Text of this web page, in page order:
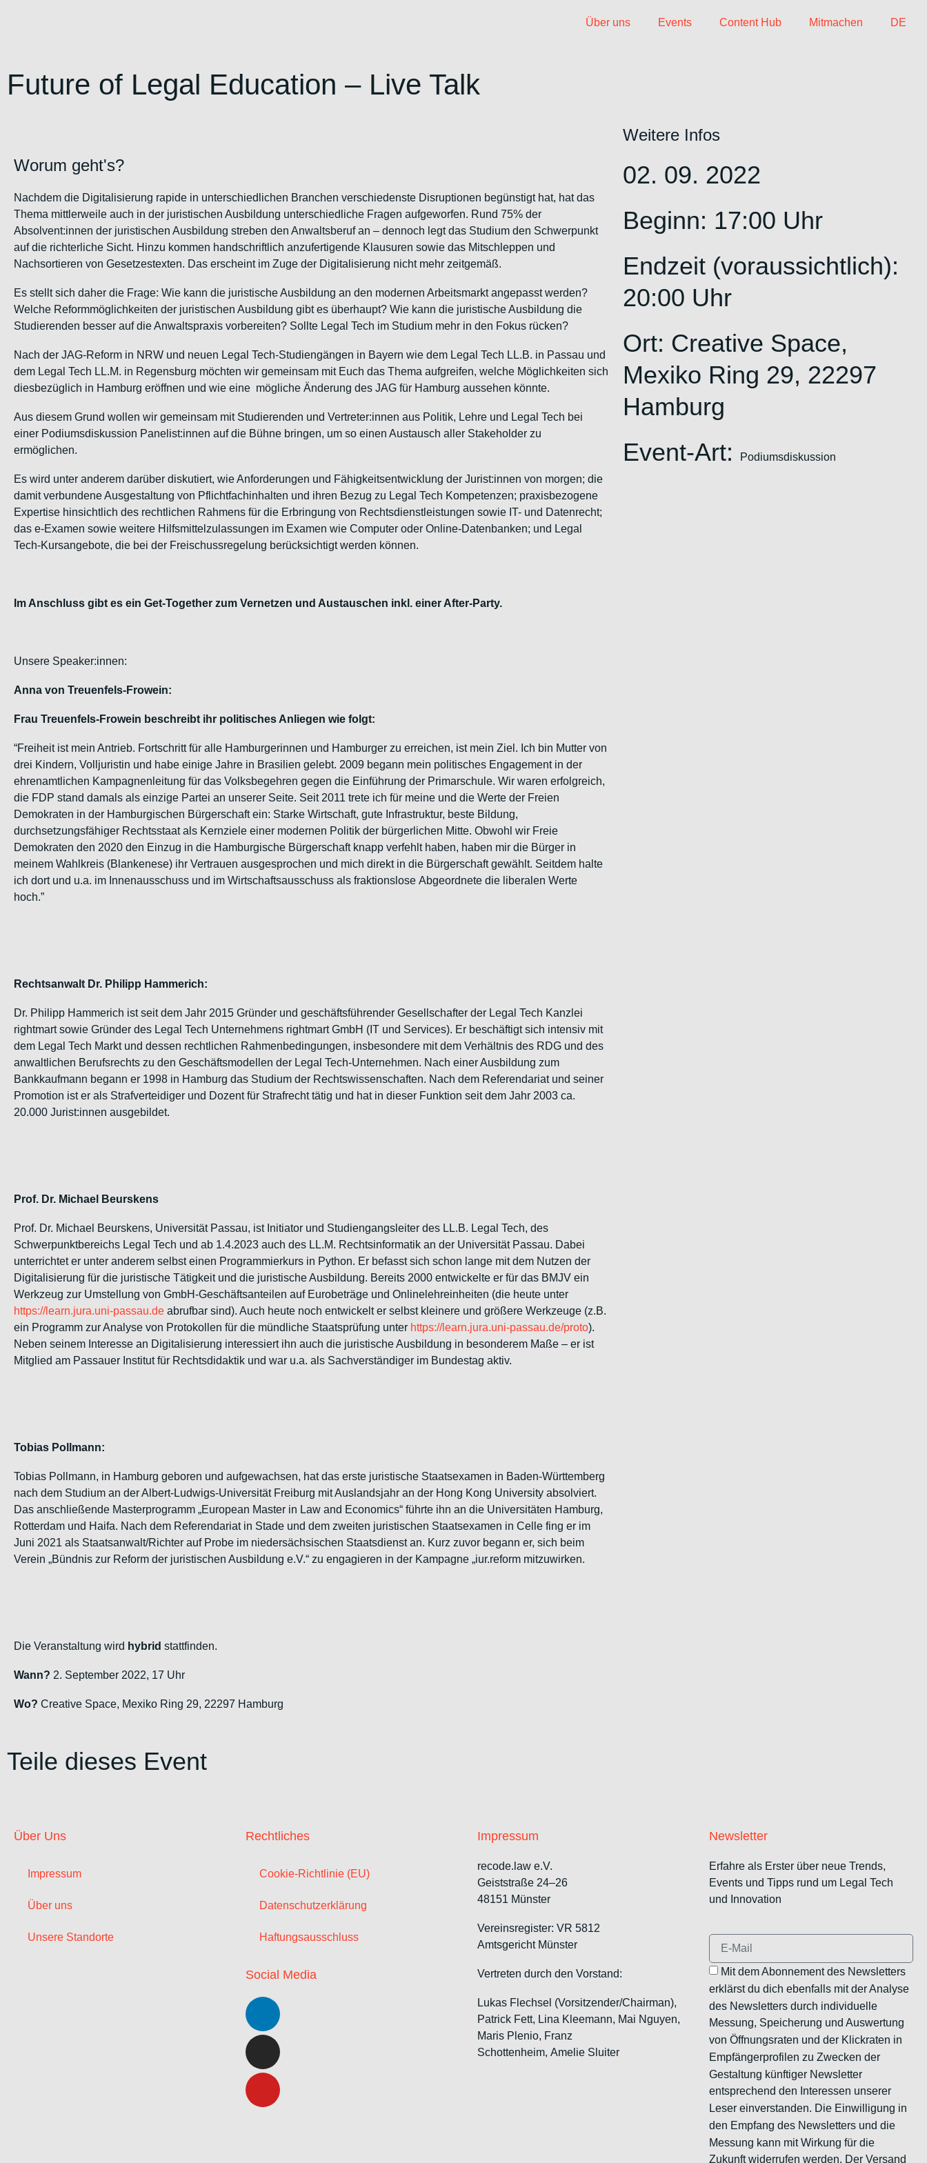
Über uns Events Content Hub Mitmachen DE
Future of Legal Education – Live Talk
Worum geht's?
Nachdem die Digitalisierung rapide in unterschiedlichen Branchen verschiedenste Disruptionen begünstigt hat, hat das
Thema mittlerweile auch in der juristischen Ausbildung unterschiedliche Fragen aufgeworfen. Rund 75% der
Absolvent:innen der juristischen Ausbildung streben den Anwaltsberuf an – dennoch legt das Studium den Schwerpunkt
auf die richterliche Sicht. Hinzu kommen handschriftlich anzufertigende Klausuren sowie das Mitschleppen und
Nachsortieren von Gesetzestexten. Das erscheint im Zuge der Digitalisierung nicht mehr zeitgemäß.
Es stellt sich daher die Frage: Wie kann die juristische Ausbildung an den modernen Arbeitsmarkt angepasst werden?
Welche Reformmöglichkeiten der juristischen Ausbildung gibt es überhaupt? Wie kann die juristische Ausbildung die
Studierenden besser auf die Anwaltspraxis vorbereiten? Sollte Legal Tech im Studium mehr in den Fokus rücken?
Nach der JAG-Reform in NRW und neuen Legal Tech-Studiengängen in Bayern wie dem Legal Tech LL.B. in Passau und
dem Legal Tech LL.M. in Regensburg möchten wir gemeinsam mit Euch das Thema aufgreifen, welche Möglichkeiten sich
diesbezüglich in Hamburg eröffnen und wie eine mögliche Änderung des JAG für Hamburg aussehen könnte.
Aus diesem Grund wollen wir gemeinsam mit Studierenden und Vertreter:innen aus Politik, Lehre und Legal Tech bei
einer Podiumsdiskussion Panelist:innen auf die Bühne bringen, um so einen Austausch aller Stakeholder zu
ermöglichen.
Es wird unter anderem darüber diskutiert, wie Anforderungen und Fähigkeitsentwicklung der Jurist:innen von morgen; die
damit verbundene Ausgestaltung von Pflichtfachinhalten und ihren Bezug zu Legal Tech Kompetenzen; praxisbezogene
Expertise hinsichtlich des rechtlichen Rahmens für die Erbringung von Rechtsdienstleistungen sowie IT- und Datenrecht;
das e-Examen sowie weitere Hilfsmittelzulassungen im Examen wie Computer oder Online-Datenbanken; und Legal
Tech-Kursangebote, die bei der Freischussregelung berücksichtigt werden können.
Im Anschluss gibt es ein Get-Together zum Vernetzen und Austauschen inkl. einer After-Party.
Unsere Speaker:innen:
Anna von Treuenfels-Frowein:
Frau Treuenfels-Frowein beschreibt ihr politisches Anliegen wie folgt:
“Freiheit ist mein Antrieb. Fortschritt für alle Hamburgerinnen und Hamburger zu erreichen, ist mein Ziel. Ich bin Mutter von
drei Kindern, Volljuristin und habe einige Jahre in Brasilien gelebt. 2009 begann mein politisches Engagement in der
ehrenamtlichen Kampagnenleitung für das Volksbegehren gegen die Einführung der Primarschule. Wir waren erfolgreich,
die FDP stand damals als einzige Partei an unserer Seite. Seit 2011 trete ich für meine und die Werte der Freien
Demokraten in der Hamburgischen Bürgerschaft ein: Starke Wirtschaft, gute Infrastruktur, beste Bildung,
durchsetzungsfähiger Rechtsstaat als Kernziele einer modernen Politik der bürgerlichen Mitte. Obwohl wir Freie
Demokraten den 2020 den Einzug in die Hamburgische Bürgerschaft knapp verfehlt haben, haben mir die Bürger in
meinem Wahlkreis (Blankenese) ihr Vertrauen ausgesprochen und mich direkt in die Bürgerschaft gewählt. Seitdem halte
ich dort und u.a. im Innenausschuss und im Wirtschaftsausschuss als fraktionslose Abgeordnete die liberalen Werte
hoch.”
Rechtsanwalt Dr. Philipp Hammerich:
Dr. Philipp Hammerich ist seit dem Jahr 2015 Gründer und geschäftsführender Gesellschafter der Legal Tech Kanzlei
rightmart sowie Gründer des Legal Tech Unternehmens rightmart GmbH (IT und Services). Er beschäftigt sich intensiv mit
dem Legal Tech Markt und dessen rechtlichen Rahmenbedingungen, insbesondere mit dem Verhältnis des RDG und des
anwaltlichen Berufsrechts zu den Geschäftsmodellen der Legal Tech-Unternehmen. Nach einer Ausbildung zum
Bankkaufmann begann er 1998 in Hamburg das Studium der Rechtswissenschaften. Nach dem Referendariat und seiner
Promotion ist er als Strafverteidiger und Dozent für Strafrecht tätig und hat in dieser Funktion seit dem Jahr 2003 ca.
20.000 Jurist:innen ausgebildet.
Prof. Dr. Michael Beurskens
Prof. Dr. Michael Beurskens, Universität Passau, ist Initiator und Studiengangsleiter des LL.B. Legal Tech, des
Schwerpunktbereichs Legal Tech und ab 1.4.2023 auch des LL.M. Rechtsinformatik an der Universität Passau. Dabei
unterrichtet er unter anderem selbst einen Programmierkurs in Python. Er befasst sich schon lange mit dem Nutzen der
Digitalisierung für die juristische Tätigkeit und die juristische Ausbildung. Bereits 2000 entwickelte er für das BMJV ein
Werkzeug zur Umstellung von GmbH-Geschäftsanteilen auf Eurobeträge und Onlinelehreinheiten (die heute unter
https://learn.jura.uni-passau.de abrufbar sind). Auch heute noch entwickelt er selbst kleinere und größere Werkzeuge (z.B.
ein Programm zur Analyse von Protokollen für die mündliche Staatsprüfung unter https://learn.jura.uni-passau.de/proto).
Neben seinem Interesse an Digitalisierung interessiert ihn auch die juristische Ausbildung in besonderem Maße – er ist
Mitglied am Passauer Institut für Rechtsdidaktik und war u.a. als Sachverständiger im Bundestag aktiv.
Tobias Pollmann:
Tobias Pollmann, in Hamburg geboren und aufgewachsen, hat das erste juristische Staatsexamen in Baden-Württemberg
nach dem Studium an der Albert-Ludwigs-Universität Freiburg mit Auslandsjahr an der Hong Kong University absolviert.
Das anschließende Masterprogramm „European Master in Law and Economics“ führte ihn an die Universitäten Hamburg,
Rotterdam und Haifa. Nach dem Referendariat in Stade und dem zweiten juristischen Staatsexamen in Celle fing er im
Juni 2021 als Staatsanwalt/Richter auf Probe im niedersächsischen Staatsdienst an. Kurz zuvor begann er, sich beim
Verein „Bündnis zur Reform der juristischen Ausbildung e.V.“ zu engagieren in der Kampagne „iur.reform mitzuwirken.
Die Veranstaltung wird hybrid stattfinden.
Wann? 2. September 2022, 17 Uhr
Wo? Creative Space, Mexiko Ring 29, 22297 Hamburg
Weitere Infos
02. 09. 2022
Beginn: 17:00 Uhr
Endzeit (voraussichtlich):
20:00 Uhr
Ort: Creative Space,
Mexiko Ring 29, 22297
Hamburg
Event-Art:
Podiumsdiskussion
Teile dieses Event
Über Uns
Impressum
Über uns
Unsere Standorte
Rechtliches
Cookie-Richtlinie (EU)
Datenschutzerklärung
Haftungsausschluss
Social Media
Impressum
recode.law e.V.
Geiststraße 24–26
48151 Münster
Vereinsregister: VR 5812
Amtsgericht Münster
Vertreten durch den Vorstand:
Lukas Flechsel (Vorsitzender/Chairman),
Patrick Fett, Lina Kleemann, Mai Nguyen,
Maris Plenio, Franz
Schottenheim, Amelie Sluiter
Newsletter
Erfahre als Erster über neue Trends,
Events und Tipps rund um Legal Tech
und Innovation
Mit dem Abonnement des Newsletters
erklärst du dich ebenfalls mit der Analyse
des Newsletters durch individuelle
Messung, Speicherung und Auswertung
von Öffnungsraten und der Klickraten in
Empfängerprofilen zu Zwecken der
Gestaltung künftiger Newsletter
entsprechend den Interessen unserer
Leser einverstanden. Die Einwilligung in
den Empfang des Newsletters und die
Messung kann mit Wirkung für die
Zukunft widerrufen werden. Der Versand